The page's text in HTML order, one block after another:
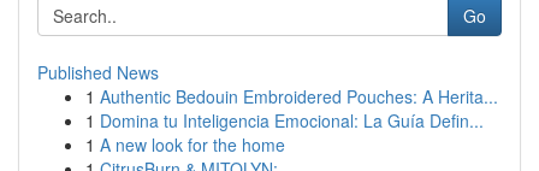
Go
Published News
1 Authentic Bedouin Embroidered Pouches: A Herita...
1 Domina tu Inteligencia Emocional: La Guía Defin...
1 A new look for the home